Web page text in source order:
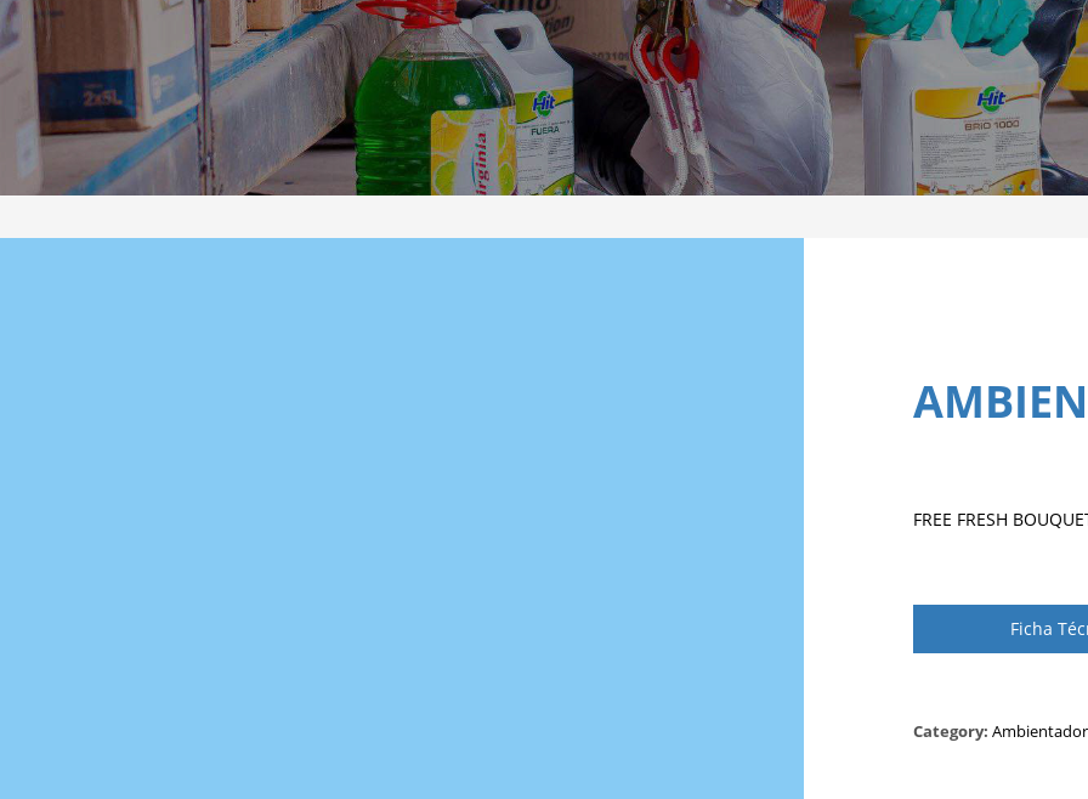
FREE FRESH
Ficha
Category: